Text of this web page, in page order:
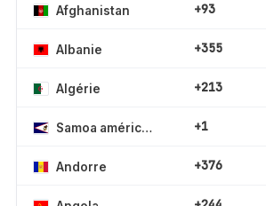
Afghanistan +93
Albanie +355
Algérie +213
Samoa américaines +1
Andorre +376